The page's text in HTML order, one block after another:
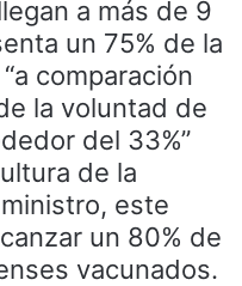
a más de 9
un 75% de la
comparación
la voluntad de
del 33%”
de la
este
un 80% de
vacunados.